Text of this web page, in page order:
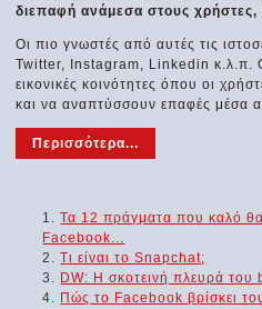
διεπαφή ανάμεσα στους
Οι πιο γνωστές από αυτές τις
Twitter, Instagram, Linkedin κ.λ.π.
εικονικές κοινότητες όπου οι
και να αναπτύσσουν επαφές μέσα
Περισσότερα...
Τα 12 πράγματα που καλό
Facebook...
Τι είναι το Snapchat;
DW: Η σκοτεινή πλευρά του
Πώς το Facebook βρίσκει